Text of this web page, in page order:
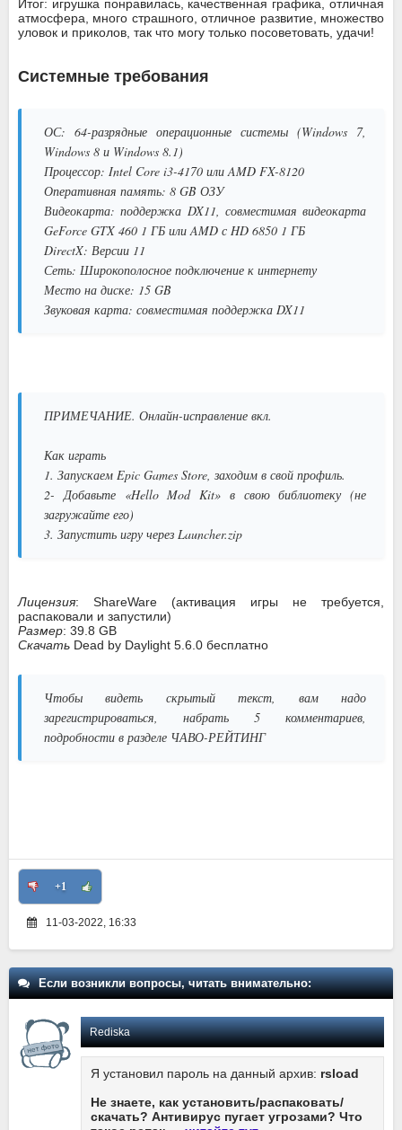
Итог: игрушка понравилась, качественная графика, отличная
атмосфера, много страшного, отличное развитие, множество
уловок и приколов, так что могу только посоветовать, удачи!
Системные требования
ОС: 64-разрядные операционные системы (Windows 7,
Windows 8 и Windows 8.1)
Процессор: Intel Core i3-4170 или AMD FX-8120
Оперативная память: 8 GB ОЗУ
Видеокарта: поддержка DX11, совместимая видеокарта
GeForce GTX 460 1 ГБ или AMD с HD 6850 1 ГБ
DirectX: Версии 11
Сеть: Широкополосное подключение к интернету
Место на диске: 15 GB
Звуковая карта: совместимая поддержка DX11
ПРИМЕЧАНИЕ. Онлайн-исправление вкл.
Как играть
1. Запускаем Epic Games Store, заходим в свой профиль.
2- Добавьте «Hello Mod Kit» в свою библиотеку (не
загружайте его)
3. Запустить игру через Launcher.zip
Лицензия: ShareWare (активация игры не требуется,
распаковали и запустили)
Размер: 39.8 GB
Скачать Dead by Daylight 5.6.0 бесплатно
Чтобы видеть скрытый текст, вам надо
зарегистрироваться, набрать 5 комментариев,
подробности в разделе ЧАВО-РЕЙТИНГ
+1
11-03-2022, 16:33
Если возникли вопросы, читать внимательно:
Rediska
Я установил пароль на данный архив: rsload
Не знаете, как установить/распаковать/
скачать? Антивирус пугает угрозами? Что